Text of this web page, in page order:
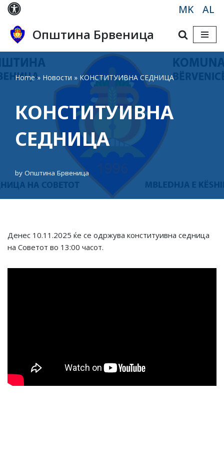
Skip
to
content
MK AL
Општина Брвеница
Home» Новости » КОНСТИТУИВНА СЕДНИЦА
КОНСТИТУИВНА
СЕДНИЦА
by Општина Брвеница
Денес 10.11.2025 ќе се одржува конституивна седница
на Советот во 13:00 часот.